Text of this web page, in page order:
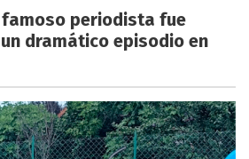
famoso periodista fue
dramático episodio en